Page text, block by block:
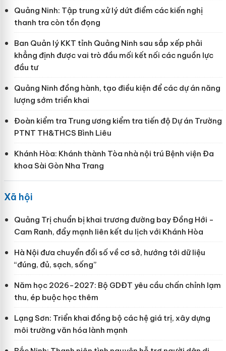
Quảng Ninh: Tập trung xử lý dứt điểm các kiến nghị
thanh tra còn tồn đọng
Ban Quản lý KKT tỉnh Quảng Ninh sau sắp xếp phải
khẳng định được vai trò đầu mối kết nối các nguồn lực
đầu tư
Quảng Ninh đồng hành, tạo điều kiện để các dự án năng
lượng sớm triển khai
Đoàn kiểm tra Trung ương kiểm tra tiến độ Dự án Trường
PTNT TH&THCS Bình Liêu
Khánh Hòa: Khánh thành Tòa nhà nội trú Bệnh viện Đa
khoa Sài Gòn Nha Trang
Xã hội
Quảng Trị chuẩn bị khai trương đường bay Đồng Hới -
Cam Ranh, đẩy mạnh liên kết du lịch với Khánh Hòa
Hà Nội đưa chuyển đổi số về cơ sở, hướng tới dữ liệu
“đúng, đủ, sạch, sống”
Năm học 2026-2027: Bộ GDĐT yêu cầu chấn chỉnh lạm
thu, ép buộc học thêm
Lạng Sơn: Triển khai đồng bộ các hệ giá trị, xây dựng
môi trường văn hóa lành mạnh